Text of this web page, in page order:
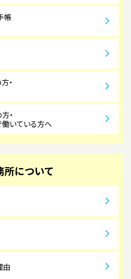
帳
・
・
いている方へ
所について
由